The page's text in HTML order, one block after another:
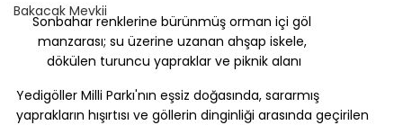
Bakacak Mevkii
Sonbahar renklerine bürünmüş orman içi göl
manzarası; su üzerine uzanan ahşap iskele,
dökülen turuncu yapraklar ve piknik alanı
Yedigöller Milli Parkı'nın eşsiz doğasında, sararmış
yaprakların hışırtısı ve göllerin dinginliği arasında geçirilen